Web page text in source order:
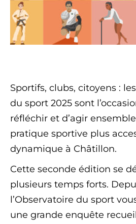
Sportifs, clubs, citoyens :
du sport 2025 sont
réfléchir et d’agir
pratique sportive plus
dynamique à Châtillon.
Cette seconde édition se
plusieurs temps forts.
l’Observatoire du sport
une grande enquête